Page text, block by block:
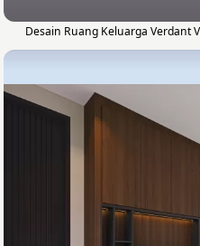
Desain Ruang Keluarga Verdant